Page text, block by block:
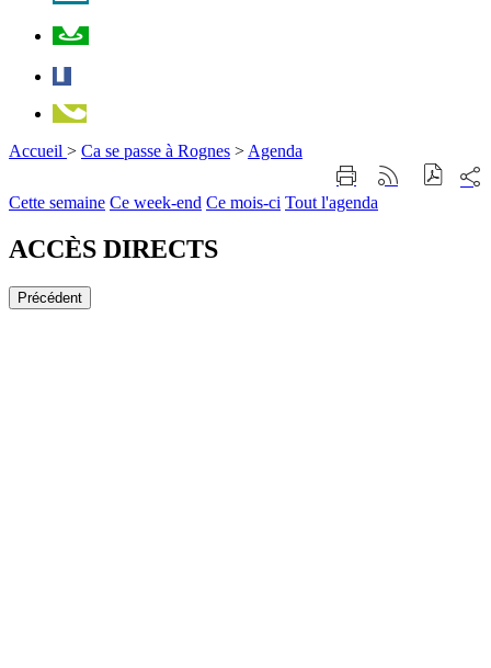
Accueil > Ca se passe à Rognes > Agenda
Imprimer
cette
page
Générer
flux
sur
Cette semaine Ce week-end Ce mois-ci Tout l'agenda
ACCÈS DIRECTS
Précédent